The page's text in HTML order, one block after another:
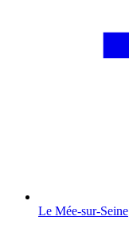
Le Mée-sur-Seine